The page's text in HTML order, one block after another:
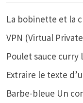
La bobinette et la
VPN (Virtual
Poulet sauce curry
Extraire le texte
Barbe-bleue Un